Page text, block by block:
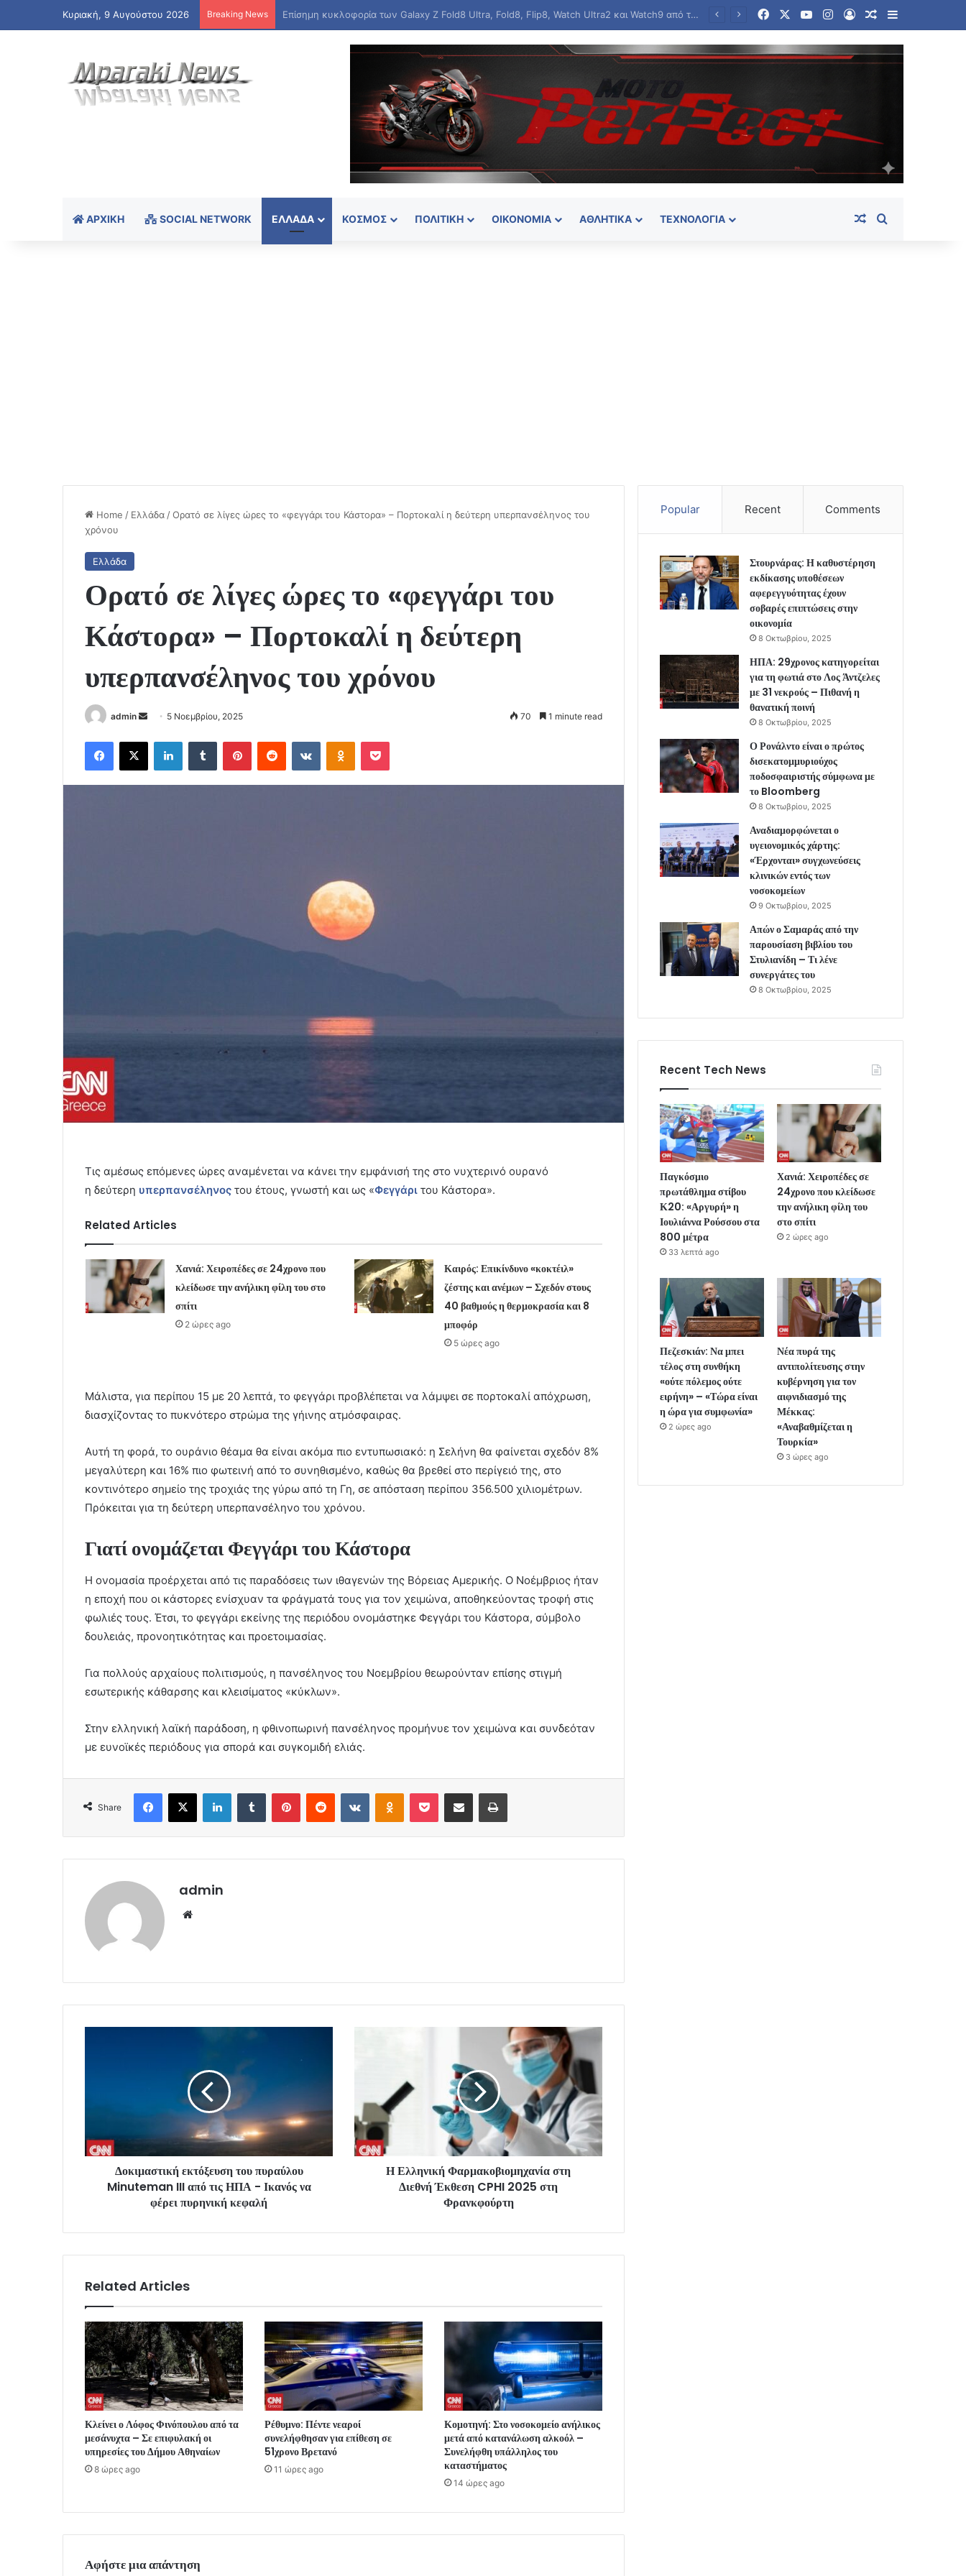
Κυριακή, 9 Αυγούστου 2026 Breaking News Παγκόσμιο πρωτάθλημα στίβου Κ20: «Αργυρή» η Ιουλιάννα Ρούσσου στα 800 μέτρα FacebookYouTubeInstagram
Log InRandom Article
Sidebar
ΑΡΧΙΚΉ SOCIAL NETWORK ΕΛΛΆΔΑ ΚΌΣΜΟΣ ΠΟΛΙΤΙΚΉ ΟΙΚΟΝΟΜΊΑ ΑΘΛΗΤΙΚΆ ΤΕΧΝΟΛΟΓΊΑ Random Article
Home / Ελλάδα /Ορατό σε λίγες ώρες το «φεγγάρι του Κάστορα» – Πορτοκαλί η δεύτερη υπερπανσέληνος του
χρόνου
Ελλάδα
Ορατό σε λίγες ώρες το «φεγγάρι του
Κάστορα» – Πορτοκαλί η δεύτερη
υπερπανσέληνος του χρόνου
admin
Send
email
5 Νοεμβρίου, 2025 70 1 minute read
Facebook
X LinkedInTumblr PinterestReddit VKontakteOdnoklassniki
Pocket
Τις αμέσως επόμενες ώρες αναμένεται να κάνει την εμφάνισή της στο νυχτερινό ουρανό
η δεύτερη υπερπανσέληνος του έτους, γνωστή και ως «Φεγγάρι του Κάστορα».
Related Articles
Χανιά: Χειροπέδες σε 24χρονο που
κλείδωσε την ανήλικη φίλη του στο
σπίτι
2 ώρες ago
Καιρός: Επικίνδυνο «κοκτέιλ»
ζέστης και ανέμων – Σχεδόν στους
40 βαθμούς η θερμοκρασία και 8
μποφόρ
5 ώρες ago
Μάλιστα, για περίπου 15 με 20 λεπτά, το φεγγάρι προβλέπεται να λάμψει σε πορτοκαλί απόχρωση,
διασχίζοντας το πυκνότερο στρώμα της γήινης ατμόσφαιρας.
Αυτή τη φορά, το ουράνιο θέαμα θα είναι ακόμα πιο εντυπωσιακό: η Σελήνη θα φαίνεται σχεδόν 8%
μεγαλύτερη και 16% πιο φωτεινή από το συνηθισμένο, καθώς θα βρεθεί στο περίγειό της, στο
κοντινότερο σημείο της τροχιάς της γύρω από τη Γη, σε απόσταση περίπου 356.500 χιλιομέτρων.
Πρόκειται για τη δεύτερη υπερπανσέληνο του χρόνου.
Γιατί ονομάζεται Φεγγάρι του Κάστορα
Η ονομασία προέρχεται από τις παραδόσεις των ιθαγενών της Βόρειας Αμερικής. Ο Νοέμβριος ήταν
η εποχή που οι κάστορες ενίσχυαν τα φράγματά τους για τον χειμώνα, αποθηκεύοντας τροφή στις
φωλιές τους. Έτσι, το φεγγάρι εκείνης της περιόδου ονομάστηκε Φεγγάρι του Κάστορα, σύμβολο
δουλειάς, προνοητικότητας και προετοιμασίας.
Για πολλούς αρχαίους πολιτισμούς, η πανσέληνος του Νοεμβρίου θεωρούνταν επίσης στιγμή
εσωτερικής κάθαρσης και κλεισίματος «κύκλων».
Στην ελληνική λαϊκή παράδοση, η φθινοπωρινή πανσέληνος προμήνυε τον χειμώνα και συνδεόταν
με ευνοϊκές περιόδους για σπορά και συγκομιδή ελιάς.
Share
Facebook
X LinkedInTumblr PinterestReddit VKontakteOdnoklassniki
Pocket Share via Email Print
admin
Δοκιμαστική εκτόξευση του πυραύλου
Minuteman III από τις ΗΠΑ - Ικανός να
φέρει πυρηνική κεφαλή
Η Ελληνική Φαρμακοβιομηχανία στη
Διεθνή Έκθεση CPHI 2025 στη
Φρανκφούρτη
Related Articles
Κλείνει ο Λόφος Φινόπουλου από τα
μεσάνυχτα – Σε επιφυλακή οι
υπηρεσίες του Δήμου Αθηναίων
8 ώρες ago
Ρέθυμνο: Πέντε νεαροί
συνελήφθησαν για επίθεση σε
51χρονο Βρετανό
11 ώρες ago
Κομοτηνή: Στο νοσοκομείο ανήλικος
μετά από κατανάλωση αλκοόλ –
Συνελήφθη υπάλληλος του
καταστήματος
14 ώρες ago
Αφήστε μια απάντηση
Popular Recent Comments
Στουρνάρας: Η καθυστέρηση
εκδίκασης υποθέσεων
αφερεγγυότητας έχουν
σοβαρές επιπτώσεις στην
οικονομία
8 Οκτωβρίου, 2025
ΗΠΑ: 29χρονος κατηγορείται
για τη φωτιά στο Λος Άντζελες
με 31 νεκρούς – Πιθανή η
θανατική ποινή
8 Οκτωβρίου, 2025
Ο Ρονάλντο είναι ο πρώτος
δισεκατομμυριούχος
ποδοσφαιριστής σύμφωνα με
το Bloomberg
8 Οκτωβρίου, 2025
Αναδιαμορφώνεται ο
υγειονομικός χάρτης:
«Έρχονται» συγχωνεύσεις
κλινικών εντός των
νοσοκομείων
9 Οκτωβρίου, 2025
Απών ο Σαμαράς από την
παρουσίαση βιβλίου του
Στυλιανίδη – Τι λένε
συνεργάτες του
8 Οκτωβρίου, 2025
Recent Tech News
Παγκόσμιο
πρωτάθλημα στίβου
Κ20: «Αργυρή» η
Ιουλιάννα Ρούσσου στα
800 μέτρα
33 λεπτά ago
Χανιά: Χειροπέδες σε
24χρονο που κλείδωσε
την ανήλικη φίλη του
στο σπίτι
2 ώρες ago
Πεζεσκιάν: Να μπει
τέλος στη συνθήκη
«ούτε πόλεμος ούτε
ειρήνη» – «Τώρα είναι
η ώρα για συμφωνία»
2 ώρες ago
Νέα πυρά της
αντιπολίτευσης στην
κυβέρνηση για τον
αιφνιδιασμό της
Μέκκας:
«Αναβαθμίζεται η
Τουρκία»
3 ώρες ago